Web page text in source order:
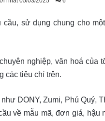
sử dụng chung cho
nghiệp, văn hoá của
các tiêu chí trên.
DONY, Zumi, Phú Quý,
về mẫu mã, đơn giá,